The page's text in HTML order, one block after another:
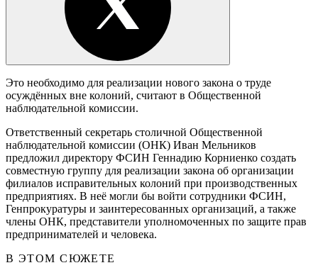
Это необходимо для реализации нового закона о труде
осуждённых вне колоний, считают в Общественной
наблюдательной комиссии.
Ответственный секретарь столичной Общественной
наблюдательной комиссии (ОНК) Иван Мельников
предложил директору ФСИН Геннадию Корниенко создать
совместную группу для реализации закона об организации
филиалов исправительных колоний при производственных
предприятиях. В неё могли бы войти сотрудники ФСИН,
Генпрокуратуры и заинтересованных организаций, а также
члены ОНК, представители уполномоченных по защите прав
предпринимателей и человека.
В ЭТОМ СЮЖЕТЕ